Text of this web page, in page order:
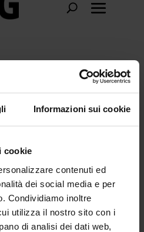
Informazioni sui cookie
cookie
contenuti ed
dei social media e per
Condividiamo inoltre
utilizza il nostro sito con i
di analisi dei dati web,